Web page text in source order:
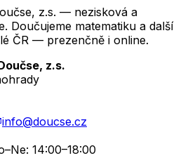
z.s. — nezisková a
Doučujeme matematiku a další
ČR — prezenčně i online.
z.s.
info@doucse.cz
14:00–18:00